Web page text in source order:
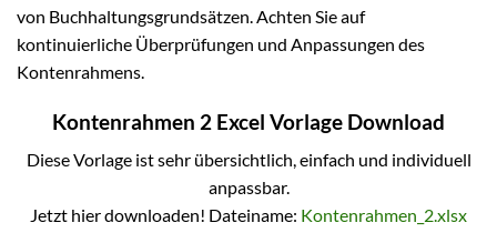
von Buchhaltungsgrundsätzen. Achten Sie auf
kontinuierliche Überprüfungen und Anpassungen des
Kontenrahmens.
Kontenrahmen 2 Excel Vorlage Download
Diese Vorlage ist sehr übersichtlich, einfach und individuell
anpassbar.
Jetzt hier downloaden! Dateiname: Kontenrahmen_2.xlsx